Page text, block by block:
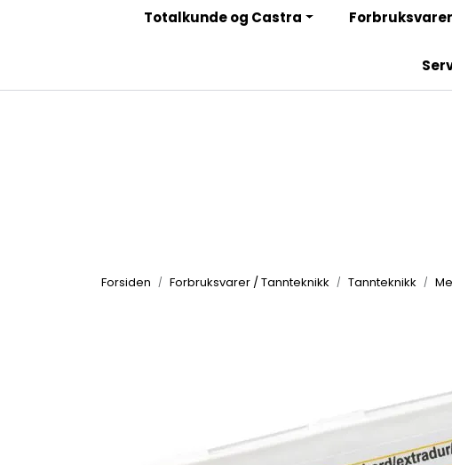
Totalkunde og Castra
Forsiden Forbruksvarer / Tannteknikk Tannteknikk